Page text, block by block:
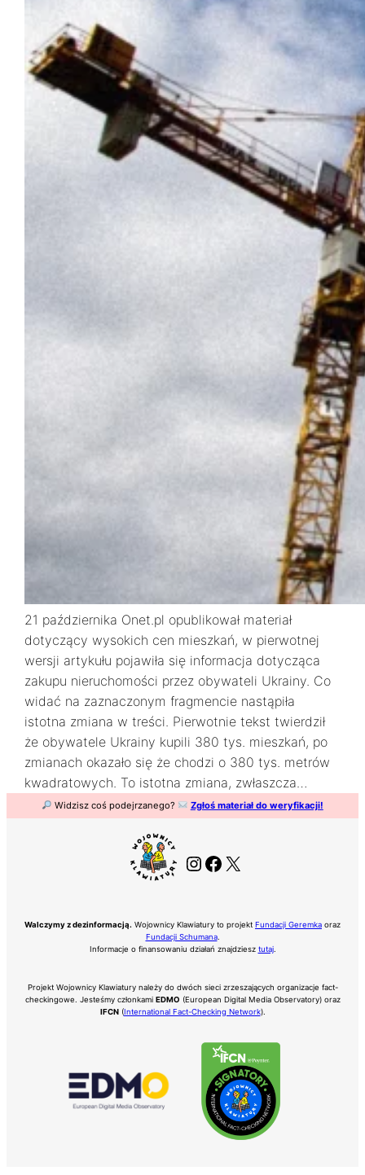
21 października Onet.pl opublikował materiał
dotyczący wysokich cen mieszkań, w pierwotnej
wersji artykułu pojawiła się informacja dotycząca
zakupu nieruchomości przez obywateli Ukrainy. Co
widać na zaznaczonym fragmencie nastąpiła
istotna zmiana w treści. Pierwotnie tekst twierdził
że obywatele Ukrainy kupili 380 tys. mieszkań, po
zmianach okazało się że chodzi o 380 tys. metrów
kwadratowych. To istotna zmiana, zwłaszcza…
Widzisz coś podejrzanego? Zgłoś materiał do weryfikacji!
Instagram
Facebook
X
Walczymy z dezinformacją. Wojownicy Klawiatury to projekt Fundacji Geremka oraz
Fundacji Schumana.
Informacje o finansowaniu działań znajdziesz tutaj.
Projekt Wojownicy Klawiatury należy do dwóch sieci zrzeszających organizacje fact-
checkingowe. Jesteśmy członkami EDMO (European Digital Media Observatory) oraz
IFCN (International Fact-Checking Network).